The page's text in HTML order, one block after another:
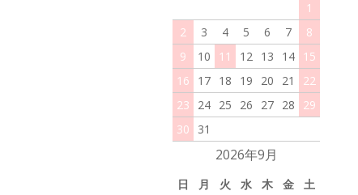
1
2
3 4 5 6 7
8
9
10 11 12 13 14
15
16
17 18 19 20 21
22
23
24 25 26 27 28
29
30
31
2026年9月
日 月 火 水 木 金
土